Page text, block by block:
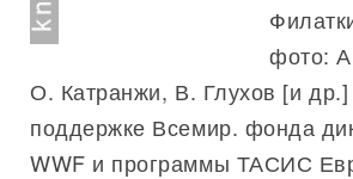
фото:
О. Катранжи, В. Глухов [и др.]
поддержке Всемир. фонда
WWF и программы ТАСИС